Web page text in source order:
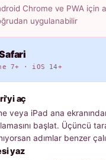
Chrome ve PWA için
uygulanabilir
7+ · iOS 14+
aç
veya iPad ana
başlat. Üçüncü
adımlar benzer
yaz